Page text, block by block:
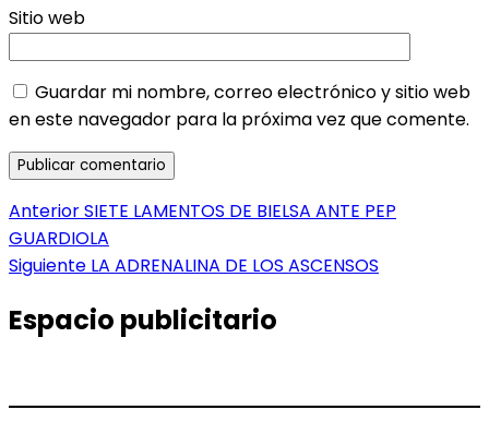
Sitio web
Guardar mi nombre, correo electrónico y sitio web
en este navegador para la próxima vez que comente.
Navegación
de
AnteriorEntrada
anterior:
SIETE LAMENTOS DE BIELSA ANTE PEP
GUARDIOLA
Siguiente Entrada
LA ADRENALINA DE LOS ASCENSOS
Espacio publicitario